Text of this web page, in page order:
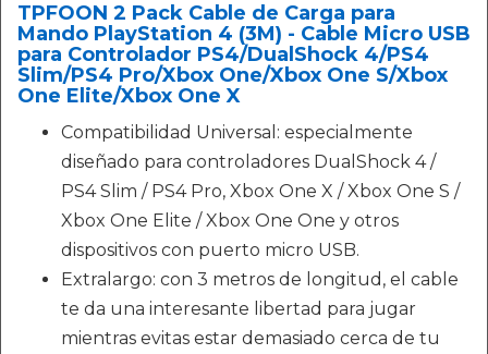
TPFOON 2 Pack Cable de Carga para
Mando PlayStation 4 (3M) - Cable Micro USB
para Controlador PS4/DualShock 4/PS4
Slim/PS4 Pro/Xbox One/Xbox One S/Xbox
One Elite/Xbox One X
Compatibilidad Universal: especialmente
diseñado para controladores DualShock 4 /
PS4 Slim / PS4 Pro, Xbox One X / Xbox One S /
Xbox One Elite / Xbox One One y otros
dispositivos con puerto micro USB.
Extralargo: con 3 metros de longitud, el cable
te da una interesante libertad para jugar
mientras evitas estar demasiado cerca de tu